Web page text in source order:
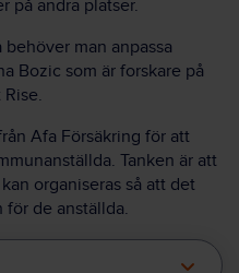
på andra platser.
man anpassa
Bozic som är forskare på
Afa Försäkring för att
Tanken är att
organiseras så att det
för de anställda.